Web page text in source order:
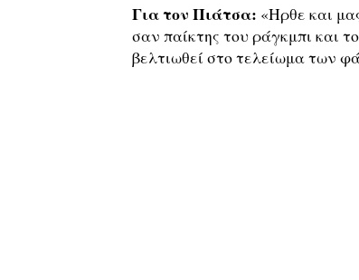
Για τον Πιάτσα: «Ηρθε και
σαν παίκτης του ράγκμπι και
βελτιωθεί στο τελείωμα των